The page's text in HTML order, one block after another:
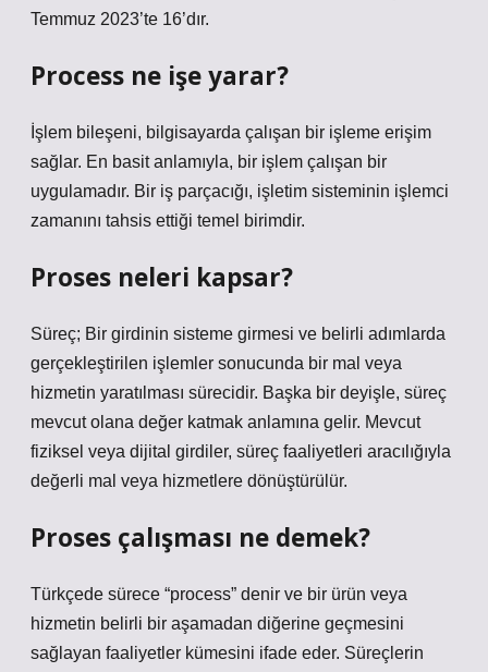
Temmuz 2023’te 16’dır.
Process ne işe yarar?
İşlem bileşeni, bilgisayarda çalışan bir işleme erişim
sağlar. En basit anlamıyla, bir işlem çalışan bir
uygulamadır. Bir iş parçacığı, işletim sisteminin işlemci
zamanını tahsis ettiği temel birimdir.
Proses neleri kapsar?
Süreç; Bir girdinin sisteme girmesi ve belirli adımlarda
gerçekleştirilen işlemler sonucunda bir mal veya
hizmetin yaratılması sürecidir. Başka bir deyişle, süreç
mevcut olana değer katmak anlamına gelir. Mevcut
fiziksel veya dijital girdiler, süreç faaliyetleri aracılığıyla
değerli mal veya hizmetlere dönüştürülür.
Proses çalışması ne demek?
Türkçede sürece “process” denir ve bir ürün veya
hizmetin belirli bir aşamadan diğerine geçmesini
sağlayan faaliyetler kümesini ifade eder. Süreçlerin